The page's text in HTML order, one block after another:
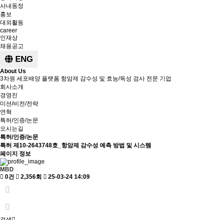
사내동정
홍보
대외활동
career
인재상
채용공고
ENG
About Us
3차원 세포배양 플랫폼 항암제 감수성 및 효능/독성 검사 전문 기업
회사소개
경영진
미션/비전/전략
연혁
특허/인증/논문
오시는길
특허/인증/논문
특허 제10-2643748호_항암제 감수성 예측 방법 및 시스템
페이지 정보
MBD
0건
2,356회 25-03-24 14:09